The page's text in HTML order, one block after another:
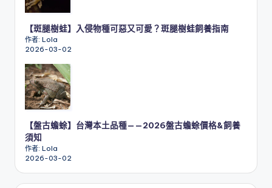
【斑腿樹蛙】入侵物種可惡又可愛？斑腿樹蛙飼養指南
作者: Lola
2026-03-02
【盤古蟾蜍】台灣本土品種——2026盤古蟾蜍價格&飼養
須知
作者: Lola
2026-03-02